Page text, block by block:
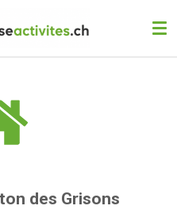
des Grisons